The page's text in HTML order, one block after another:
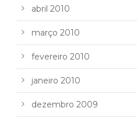
abril 2010
março 2010
fevereiro 2010
janeiro 2010
dezembro 2009